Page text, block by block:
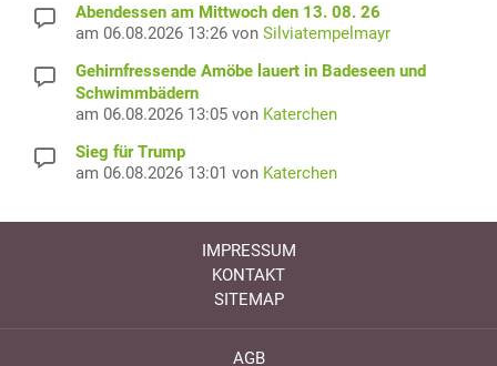
Abendessen am Mittwoch den 13. 08. 26
am 06.08.2026 13:26 von Silviatempelmayr
Gehirnfressende Amöbe lauert in Badeseen und
Schwimmbädern
am 06.08.2026 13:05 von Katerchen
Sieg für Trump
am 06.08.2026 13:01 von Katerchen
IMPRESSUM
KONTAKT
SITEMAP
AGB